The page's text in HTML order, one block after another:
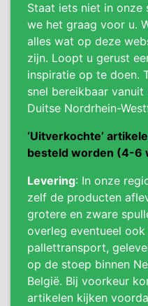
Staat iets niet in onze
we het graag voor u.
alles wat op deze
zijn. Loopt u gerust
inspiratie op te doen.
snel bereikbaar vanuit
Duitse Nordrhein-
‘Uitverkochte’
besteld worden (4-6
Levering: In onze
zelf de producten
grotere en zware
overleg eventueel
pallettransport,
op de stoep binnen
België. Bij voorkeur
artikelen kijken